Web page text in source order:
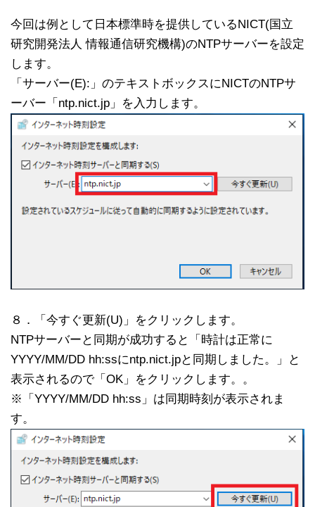
今回は例として日本標準時を提供しているNICT(国立
研究開発法人 情報通信研究機構)のNTPサーバーを設定
します。
「サーバー(E):」のテキストボックスにNICTのNTPサ
ーバー「ntp.nict.jp」を入力します。
８．「今すぐ更新(U)」をクリックします。
NTPサーバーと同期が成功すると「時計は正常に
YYYY/MM/DD hh:ssにntp.nict.jpと同期しました。」と
表示されるので「OK」をクリックします。。
※「YYYY/MM/DD hh:ss」は同期時刻が表示されま
す。